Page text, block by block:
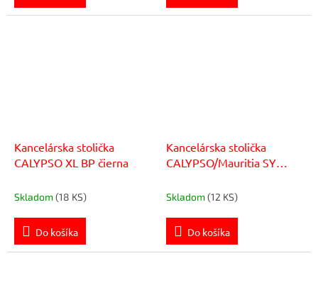
Kancelárska stolička
CALYPSO XL BP čierna
Skladom(18 KS)
Do košíka
Kancelárska stolička
CALYPSO/Mauritia SY
Skladom(12 KS)
Do košíka